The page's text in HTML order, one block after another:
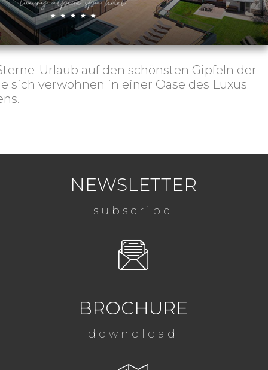
Urlaub auf den schönsten Gipfeln der
sich verwöhnen in einer Oase des Luxus
NEWSLETTER
subscribe
BROCHURE
downoload